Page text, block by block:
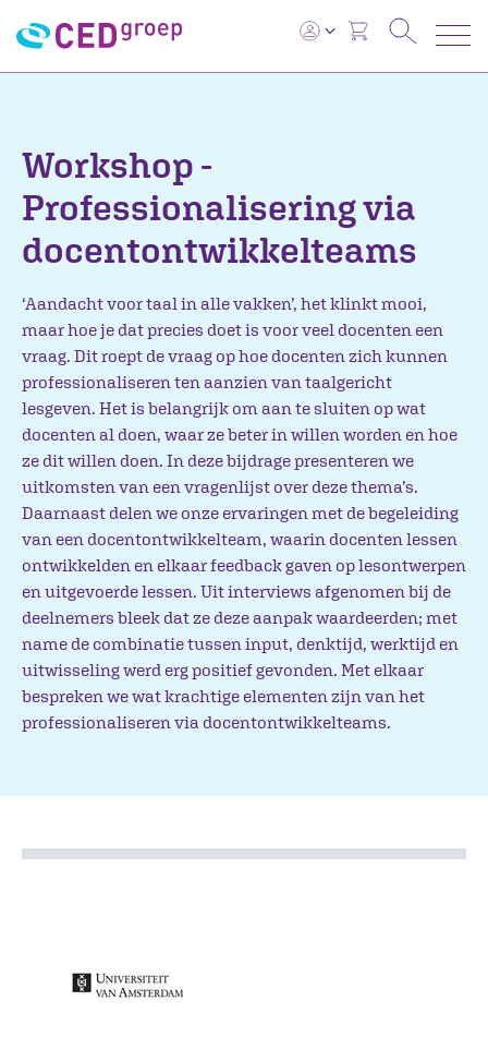
Workshop -
Professionalisering via
docentontwikkelteams
‘Aandacht voor taal in alle vakken’, het klinkt mooi,
maar hoe je dat precies doet is voor veel docenten een
vraag. Dit roept de vraag op hoe docenten zich kunnen
professionaliseren ten aanzien van taalgericht
lesgeven. Het is belangrijk om aan te sluiten op wat
docenten al doen, waar ze beter in willen worden en hoe
ze dit willen doen. In deze bijdrage presenteren we
uitkomsten van een vragenlijst over deze thema’s.
Daarnaast delen we onze ervaringen met de begeleiding
van een docentontwikkelteam, waarin docenten lessen
ontwikkelden en elkaar feedback gaven op lesontwerpen
en uitgevoerde lessen. Uit interviews afgenomen bij de
deelnemers bleek dat ze deze aanpak waardeerden; met
name de combinatie tussen input, denktijd, werktijd en
uitwisseling werd erg positief gevonden. Met elkaar
bespreken we wat krachtige elementen zijn van het
professionaliseren via docentontwikkelteams.